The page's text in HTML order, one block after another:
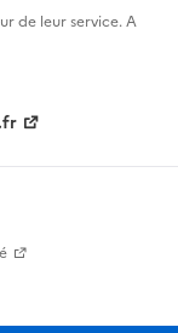
de leur service. A